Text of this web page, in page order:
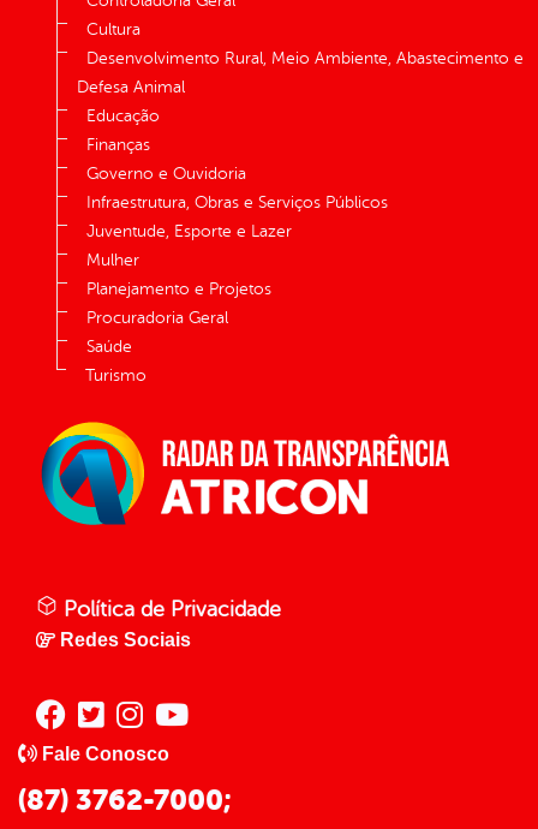
Cultura
Desenvolvimento Rural, Meio Ambiente, Abastecimento e
Defesa Animal
Educação
Finanças
Governo e Ouvidoria
Infraestrutura, Obras e Serviços Públicos
Juventude, Esporte e Lazer
Mulher
Planejamento e Projetos
Procuradoria Geral
Saúde
Turismo
Política de Privacidade
Redes Sociais
Fale Conosco
(87) 3762-7000;